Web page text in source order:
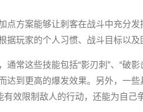
点方案能够让刺客在战斗中充分发
玩家的个人习惯、战斗目标以及
常这些技能包括“影刃刺”、“破影
达到更高的爆发效果。另外，一些
效限制敌人的行动，还能为自己